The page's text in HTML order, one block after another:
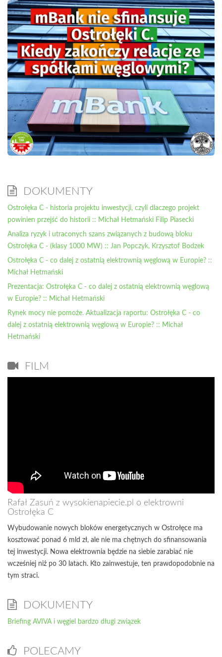
DOKUMENTY
Ostrołęka C - historia projektu inwestycji, czyli dlaczego projekt
powinien przejść do historii :: Michał Hetmański Filip Piasecki
Analiza ryzyk i utraconych szans związanych z budową bloku
Ostrołęka C - (klasy 1000 MW) :: Jan Popczyk, Krzysztof Bodzek
Ostrołęka C - co dalej z ostatnią elektrownią węglową w Europie? ::
Michał Hetmański
Prezentacja: Ostrołęka C - co dalej z ostatnią elektrownią węglową
w Europie? :: Michał Hetmański
Rynek mocy nie pomoże. Aktualizacja raportu: Ostrołęka C - co
dalej z ostatnią elektrownią węglową w Europie? :: Michał
Hetmański
FILM
Rafał Zasuń z wysokienapiecie.pl o elektrowni
Ostrołęka C
Wybudowanie nowych bloków energetycznych w Ostrołęce ma
kosztować ponad 6 mld zł, ale nie ma chętnych do sfinansowania
tej inwestycji. Nowa elektrownia będzie na siebie zarabiać nie
wcześniej niż po 30 latach. Kto zainwestuje, ten prawdopodobnie na
tym straci.
DOKUMENTY
Briefing AVIVA i węgiel bardzo długi związek
POLECAMY